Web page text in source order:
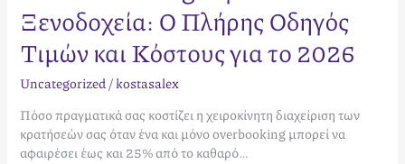
Ξενοδοχεία: Ο Πλήρης Οδηγός
Τιμών και Κόστους για το 2026
Uncategorized/kostasalex
Πόσο πραγματικά σας κοστίζει η χειροκίνητη διαχείριση των
κρατήσεών σας όταν ένα και μόνο overbooking μπορεί να
αφαιρέσει έως και 25% από το καθαρό…